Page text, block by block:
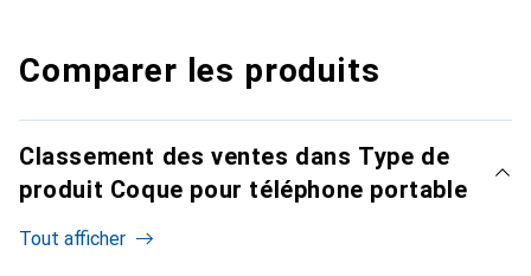
Comparer les produits
Classement des ventes dans Type de
produit Coque pour téléphone portable
Tout afficher